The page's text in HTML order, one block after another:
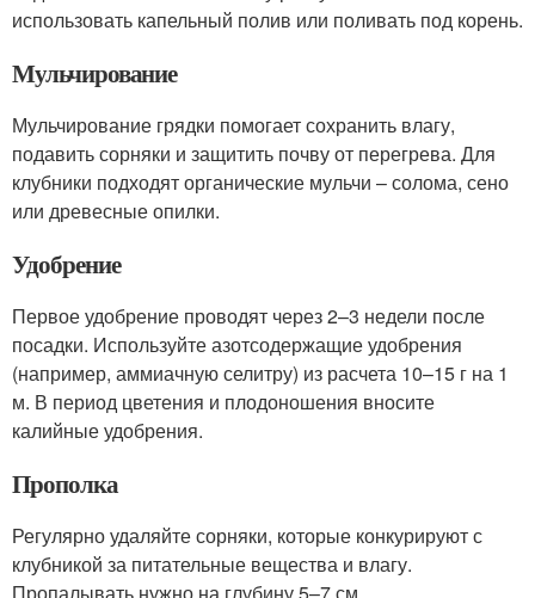
использовать капельный полив или поливать под корень.
Мульчирование
Мульчирование грядки помогает сохранить влагу,
подавить сорняки и защитить почву от перегрева. Для
клубники подходят органические мульчи – солома, сено
или древесные опилки.
Удобрение
Первое удобрение проводят через 2–3 недели после
посадки. Используйте азотсодержащие удобрения
(например, аммиачную селитру) из расчета 10–15 г на 1
м. В период цветения и плодоношения вносите
калийные удобрения.
Прополка
Регулярно удаляйте сорняки, которые конкурируют с
клубникой за питательные вещества и влагу.